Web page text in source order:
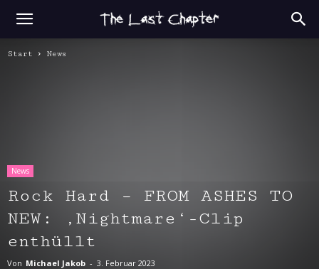
Start News
News
Rock Hard – FROM ASHES TO
NEW: ‚Nightmare‘-Clip
enthüllt
Von Michael Jakob - 3. Februar 2023